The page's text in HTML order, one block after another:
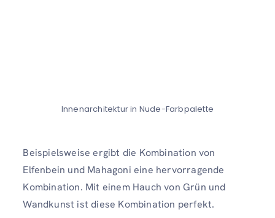
Innenarchitektur in Nude-Farbpalette
Beispielsweise ergibt die Kombination von
Elfenbein und Mahagoni eine hervorragende
Kombination. Mit einem Hauch von Grün und
Wandkunst ist diese Kombination perfekt.